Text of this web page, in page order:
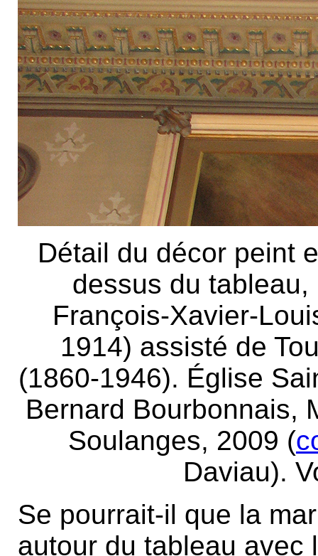
Détail du décor peint
dessus du
François-Xavier-
1914) assisté de
(1860-1946). Église
Bernard Bourbonnais,
Soulanges, 2009 (
Daviau).
Se pourrait-il que la
autour du tableau avec